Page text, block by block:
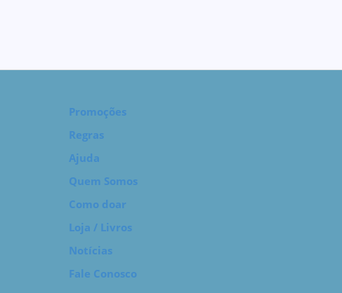
Promoções
Regras
Ajuda
Quem Somos
Como doar
Loja / Livros
Notícias
Fale Conosco